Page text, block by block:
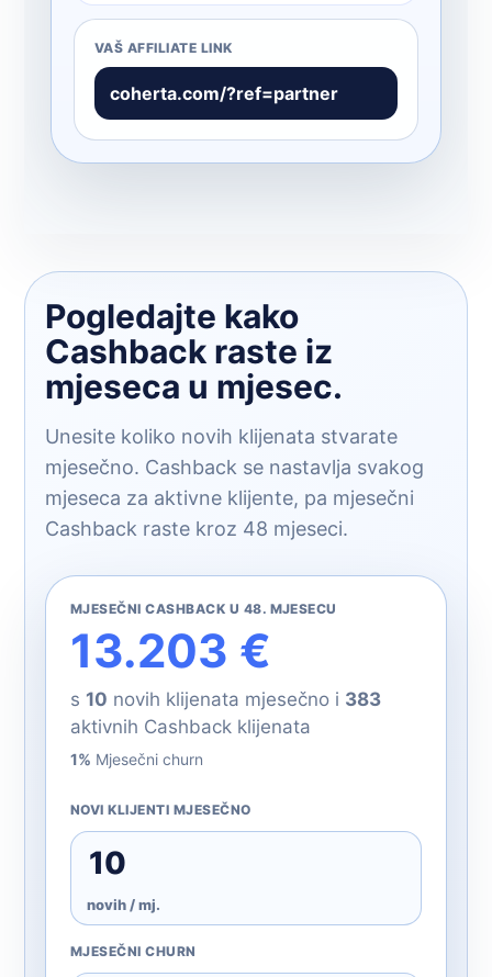
VAŠ AFFILIATE LINK
coherta.com/?ref=partner
Pogledajte kako
Cashback raste iz
mjeseca u mjesec.
Unesite koliko novih klijenata stvarate
mjesečno. Cashback se nastavlja svakog
mjeseca za aktivne klijente, pa mjesečni
Cashback raste kroz 48 mjeseci.
MJESEČNI CASHBACK U 48. MJESECU
13.203 €
s 10 novih klijenata mjesečno i 383
aktivnih Cashback klijenata
1% Mjesečni churn
NOVI KLIJENTI MJESEČNO
novih / mj.
MJESEČNI CHURN